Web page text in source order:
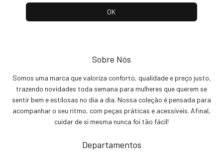
Sobre Nós
Somos uma marca que valoriza conforto, qualidade e preço justo,
trazendo novidades toda semana para mulheres que querem se
sentir bem e estilosas no dia a dia. Nossa coleção é pensada para
acompanhar o seu ritmo, com peças práticas e acessíveis. Afinal,
cuidar de si mesma nunca foi tão fácil!
Departamentos